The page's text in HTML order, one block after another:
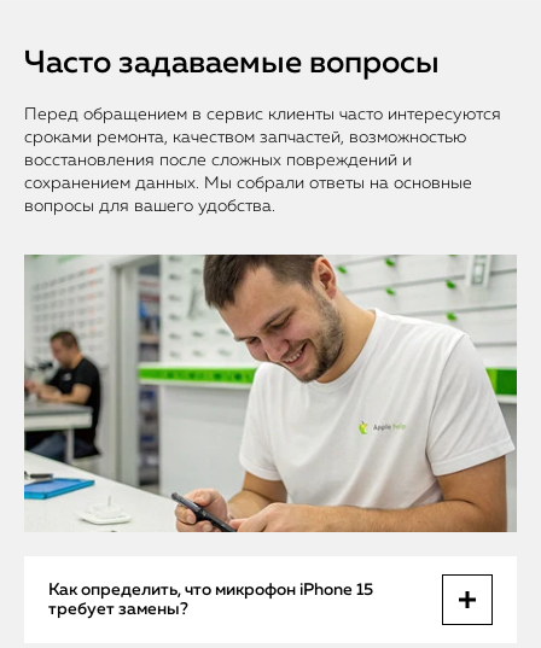
Часто задаваемые вопросы
Перед обращением в сервис клиенты часто интересуются
сроками ремонта, качеством запчастей, возможностью
восстановления после сложных повреждений и
сохранением данных. Мы собрали ответы на основные
вопросы для вашего удобства.
Как определить, что микрофон iPhone 15
требует замены?